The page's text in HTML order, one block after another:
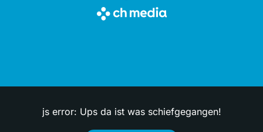
js error: Ups da ist was schiefgegangen!